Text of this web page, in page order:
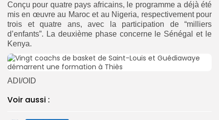
Conçu pour quatre pays africains, le programme a déjà été
mis en œuvre au Maroc et au Nigeria, respectivement pour
trois et quatre ans, avec la participation de “milliers
d’enfants”. La deuxième phase concerne le Sénégal et le
Kenya.
ADI/OID
Voir aussi :